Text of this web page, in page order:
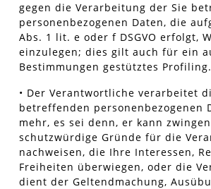
gegen die Verarbeitung der Sie
personenbezogenen Daten, die
Abs. 1 lit. e oder f DSGVO erfolgt,
einzulegen; dies gilt auch für ein
Bestimmungen gestütztes Profiling.
• Der Verantwortliche verarbeitet
betreffenden personenbezogenen
mehr, es sei denn, er kann
schutzwürdige Gründe für die
nachweisen, die Ihre Interessen,
Freiheiten überwiegen, oder die
dient der Geltendmachung,